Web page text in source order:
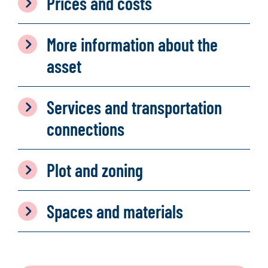
More information about the
asset
Services and transportation
connections
Plot and zoning
Spaces and materials